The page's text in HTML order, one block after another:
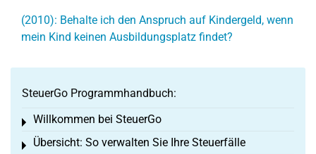
(2010): Behalte ich den Anspruch auf Kindergeld, wenn
mein Kind keinen Ausbildungsplatz findet?
SteuerGo Programmhandbuch:
Willkommen bei SteuerGo
Toggle menu
Übersicht: So verwalten Sie Ihre Steuerfälle
Toggle menu